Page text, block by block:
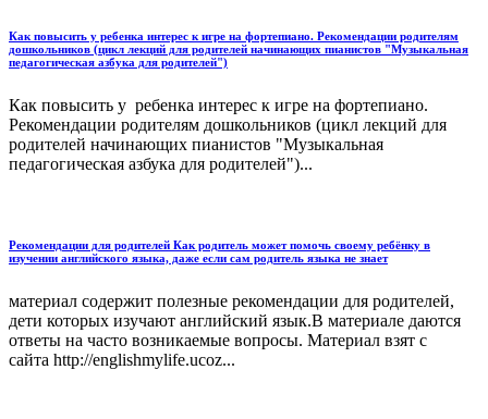
Как повысить у ребенка интерес к игре на фортепиано. Рекомендации родителям
дошкольников (цикл лекций для родителей начинающих пианистов "Музыкальная
педагогическая азбука для родителей")
Как повысить у ребенка интерес к игре на фортепиано.
Рекомендации родителям дошкольников (цикл лекций для
родителей начинающих пианистов "Музыкальная
педагогическая азбука для родителей")...
Рекомендации для родителей Как родитель может помочь своему ребёнку в
изучении английского языка, даже если сам родитель языка не знает
материал содержит полезные рекомендации для родителей,
дети которых изучают английский язык.В материале даются
ответы на часто возникаемые вопросы. Материал взят с
сайта http://englishmylife.ucoz...